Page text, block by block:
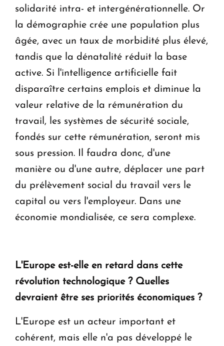
solidarité intra- et intergénérationnelle. Or
la démographie crée une population plus
âgée, avec un taux de morbidité plus élevé,
tandis que la dénatalité réduit la base
active. Si l'intelligence artificielle fait
disparaître certains emplois et diminue la
valeur relative de la rémunération du
travail, les systèmes de sécurité sociale,
fondés sur cette rémunération, seront mis
sous pression. Il faudra donc, d'une
manière ou d'une autre, déplacer une part
du prélèvement social du travail vers le
capital ou vers l'employeur. Dans une
économie mondialisée, ce sera complexe.
L'Europe est-elle en retard dans cette
révolution technologique ? Quelles
devraient être ses priorités économiques ?
L'Europe est un acteur important et
cohérent, mais elle n'a pas développé le